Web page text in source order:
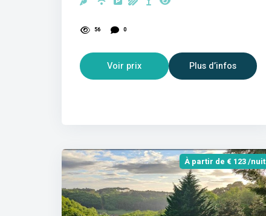
56 0
Voir prix Plus d’infos
À partir de € 123 /nuit